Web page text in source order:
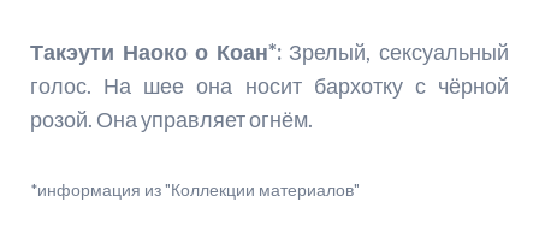
Такэути Наоко о Коан*:Зрелый, сексуальный
голос. На шее она носит бархотку с чёрной
розой. Она управляет огнём.
*информация из "Коллекции материалов"